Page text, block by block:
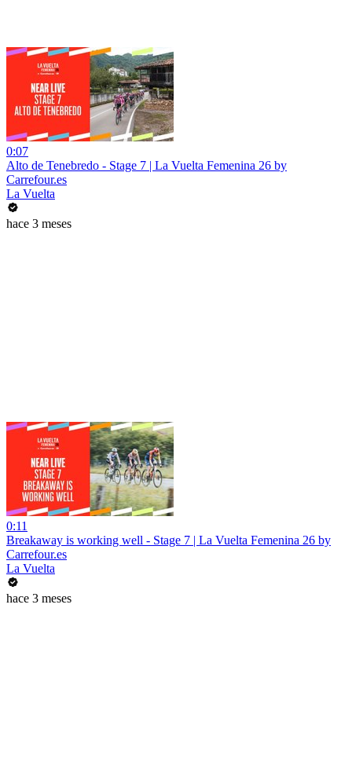
0:07
Alto de Tenebredo - Stage 7 | La Vuelta Femenina 26 by
Carrefour.es
La Vuelta
hace 3 meses
0:11
Breakaway is working well - Stage 7 | La Vuelta Femenina 26 by
Carrefour.es
La Vuelta
hace 3 meses